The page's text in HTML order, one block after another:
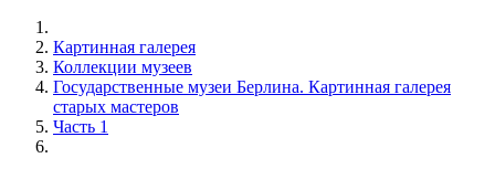
Картинная галерея
Коллекции музеев
Государственные музеи Берлина. Картинная галерея
старых мастеров
Часть 1